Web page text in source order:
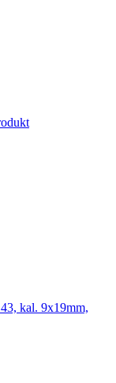
kal. 9x19mm,